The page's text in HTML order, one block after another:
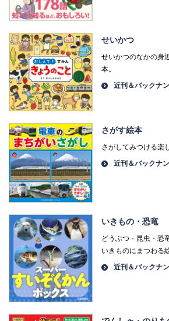
せいかつ
せいかつのなかの身
本。
近刊＆バックナ
さがす絵本
さがしてみつける楽
近刊＆バックナ
いきもの・恐竜
どうぶつ・昆虫・恐
いきものにまつわる
近刊＆バックナ